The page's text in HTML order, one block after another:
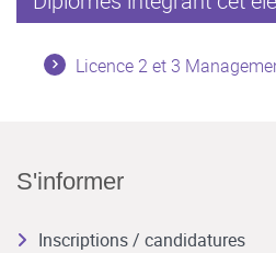
Licence 2 et 3
S'informer
Inscriptions / candidatures